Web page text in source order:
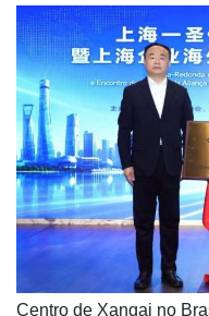
Centro de Xangai no